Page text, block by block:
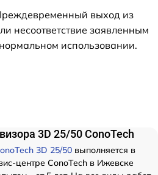
выход из
несоответствие заявленным
использовании.
3D 25/50 ConoTech
3D 25/50 выполняется в
центре ConoTech в Ижевске